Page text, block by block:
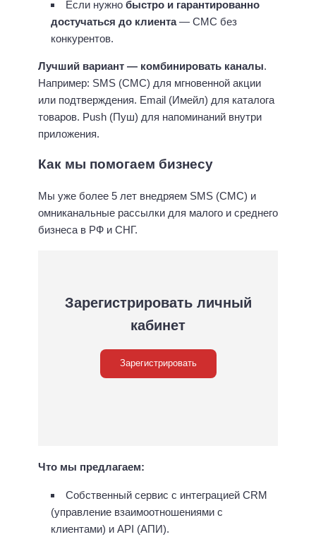
Если нужно быстро и гарантированно
достучаться до клиента— СМС без
конкурентов.
Лучший вариант — комбинировать каналы.
Например: SMS (СМС) для мгновенной акции
или подтверждения. Email (Имейл) для каталога
товаров. Push (Пуш) для напоминаний внутри
приложения.
Как мы помогаем бизнесу
Мы уже более 5 лет внедряем SMS (СМС) и
омниканальные рассылки для малого и среднего
бизнеса в РФ и СНГ.
Зарегистрировать личный
кабинет
Зарегистрировать
Что мы предлагаем:
Собственный сервис с интеграцией CRM
(управление взаимоотношениями с
клиентами) и API (АПИ).